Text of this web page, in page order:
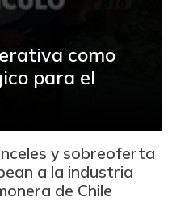
como
para el
y sobreoferta
a la industria
de Chile